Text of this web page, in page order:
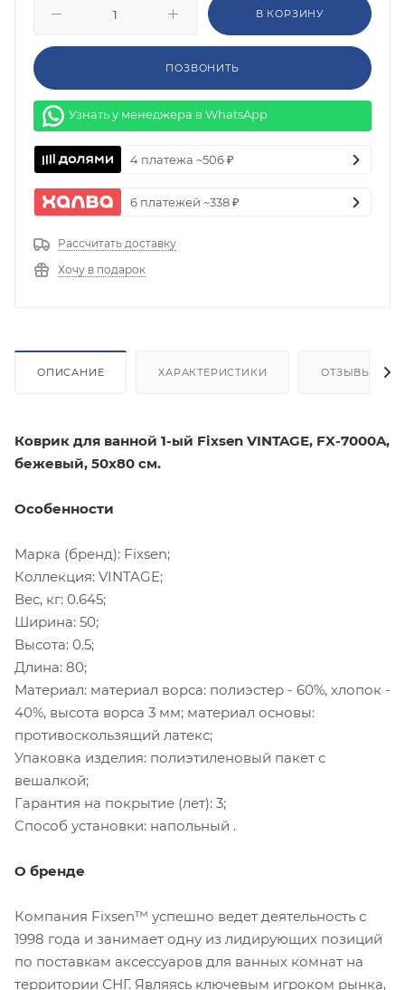
В КОРЗИНУ
ПОЗВОНИТЬ
Узнать у менеджера в WhatsApp
4 платежа ~506 ₽
6 платежей ~338 ₽
Рассчитать доставку
Хочу в подарок
ОПИСАНИЕ ХАРАКТЕРИСТИКИ ОТЗЫВЫ
Коврик для ванной 1-ый Fixsen VINTAGE, FX-7000A,
бежевый, 50х80 см.
Особенности
Марка (бренд): Fixsen;
Коллекция: VINTAGE;
Вес, кг: 0.645;
Ширина: 50;
Высота: 0.5;
Длина: 80;
Материал: материал ворса: полиэстер - 60%, хлопок -
40%, высота ворса 3 мм; материал основы:
противоскользящий латекс;
Упаковка изделия: полиэтиленовый пакет с
вешалкой;
Гарантия на покрытие (лет): 3;
Способ установки: напольный .
О бренде
Компания Fixsen™ успешно ведет деятельность с
1998 года и занимает одну из лидирующих позиций
по поставкам аксессуаров для ванных комнат на
территории СНГ. Являясь ключевым игроком рынка,